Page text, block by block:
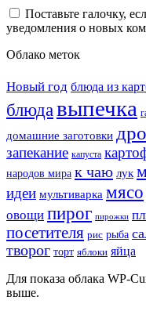
Поставьте галочку,
уведомления о новых
Облако меток
Новый год блюда из
блюдавыпечка
домашние заготовки
запекание капуста
народов мира к чаю лук
идеи мультиварка мясо
овощи пирог пирожки
посетителя рис рыба
творог торт яблоки яйца
Для показа облака WP-
выше.